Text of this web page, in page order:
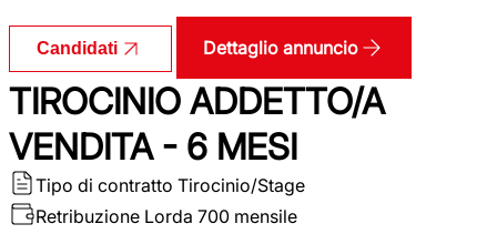
Candidati Dettaglio annuncio
TIROCINIO ADDETTO/A
VENDITA - 6 MESI
Tipo di contratto Tirocinio/Stage
Retribuzione Lorda 700 mensile